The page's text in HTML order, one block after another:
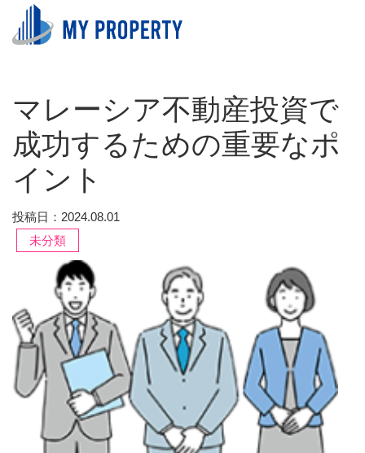
マレーシア不動産投資で
成功するための重要なポ
イント
投稿日：2024.08.01
未分類